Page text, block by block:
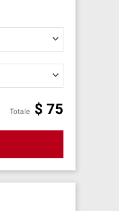
Totale $ 75